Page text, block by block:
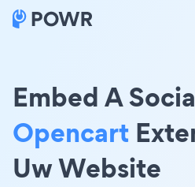
Embed A
Opencart
Uw Website